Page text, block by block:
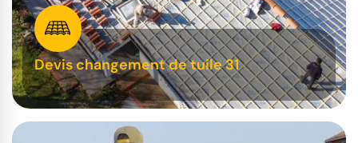
Devis changement de tuile 31